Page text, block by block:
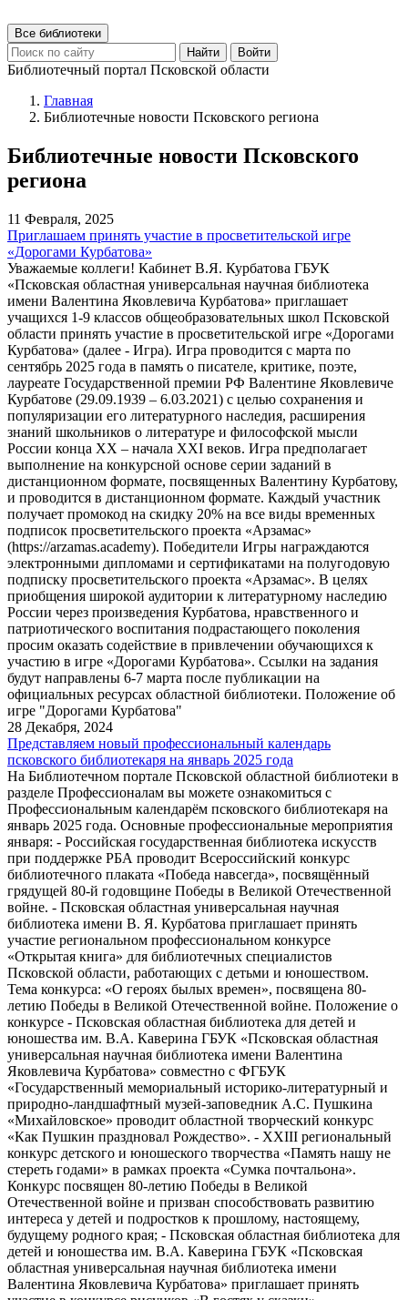
Все библиотеки
Найти
Войти
Библиотечный портал Псковской области
Главная
Библиотечные новости Псковского региона
Библиотечные новости Псковского
региона
11 Февраля, 2025
Приглашаем принять участие в просветительской игре
«Дорогами Курбатова»
Уважаемые коллеги! Кабинет В.Я. Курбатова ГБУК
«Псковская областная универсальная научная библиотека
имени Валентина Яковлевича Курбатова» приглашает
учащихся 1-9 классов общеобразовательных школ Псковской
области принять участие в просветительской игре «Дорогами
Курбатова» (далее - Игра). Игра проводится с марта по
сентябрь 2025 года в память о писателе, критике, поэте,
лауреате Государственной премии РФ Валентине Яковлевиче
Курбатове (29.09.1939 – 6.03.2021) с целью сохранения и
популяризации его литературного наследия, расширения
знаний школьников о литературе и философской мысли
России конца XX – начала XXI веков. Игра предполагает
выполнение на конкурсной основе серии заданий в
дистанционном формате, посвященных Валентину Курбатову,
и проводится в дистанционном формате. Каждый участник
получает промокод на скидку 20% на все виды временных
подписок просветительского проекта «Арзамас»
(https://arzamas.academy). Победители Игры награждаются
электронными дипломами и сертификатами на полугодовую
подписку просветительского проекта «Арзамас». В целях
приобщения широкой аудитории к литературному наследию
России через произведения Курбатова, нравственного и
патриотического воспитания подрастающего поколения
просим оказать содействие в привлечении обучающихся к
участию в игре «Дорогами Курбатова». Ссылки на задания
будут направлены 6-7 марта после публикации на
официальных ресурсах областной библиотеки. Положение об
игре "Дорогами Курбатова"
28 Декабря, 2024
Представляем новый профессиональный календарь
псковского библиотекаря на январь 2025 года
На Библиотечном портале Псковской областной библиотеки в
разделе Профессионалам вы можете ознакомиться с
Профессиональным календарём псковского библиотекаря на
январь 2025 года. Основные профессиональные мероприятия
января: - Российская государственная библиотека искусств
при поддержке РБА проводит Всероссийский конкурс
библиотечного плаката «Победа навсегда», посвящённый
грядущей 80-й годовщине Победы в Великой Отечественной
войне. - Псковская областная универсальная научная
библиотека имени В. Я. Курбатова приглашает принять
участие региональном профессиональном конкурсе
«Открытая книга» для библиотечных специалистов
Псковской области, работающих с детьми и юношеством.
Тема конкурса: «О героях былых времен», посвящена 80-
летию Победы в Великой Отечественной войне. Положение о
конкурсе - Псковская областная библиотека для детей и
юношества им. В.А. Каверина ГБУК «Псковская областная
универсальная научная библиотека имени Валентина
Яковлевича Курбатова» совместно с ФГБУК
«Государственный мемориальный историко-литературный и
природно-ландшафтный музей-заповедник А.С. Пушкина
«Михайловское» проводит областной творческий конкурс
«Как Пушкин праздновал Рождество». - XХIII региональный
конкурс детского и юношеского творчества «Память нашу не
стереть годами» в рамках проекта «Сумка почтальона».
Конкурс посвящен 80-летию Победы в Великой
Отечественной войне и призван способствовать развитию
интереса у детей и подростков к прошлому, настоящему,
будущему родного края; - Псковская областная библиотека для
детей и юношества им. В.А. Каверина ГБУК «Псковская
областная универсальная научная библиотека имени
Валентина Яковлевича Курбатова» приглашает принять